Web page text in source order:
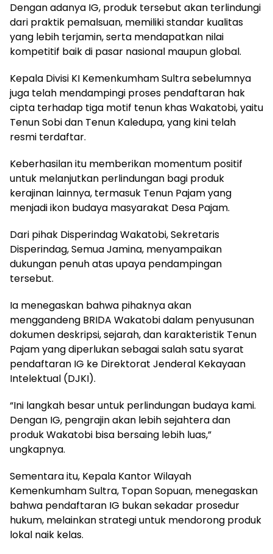
Dengan adanya IG, produk tersebut akan terlindungi
dari praktik pemalsuan, memiliki standar kualitas
yang lebih terjamin, serta mendapatkan nilai
kompetitif baik di pasar nasional maupun global.
Kepala Divisi KI Kemenkumham Sultra sebelumnya
juga telah mendampingi proses pendaftaran hak
cipta terhadap tiga motif tenun khas Wakatobi, yaitu
Tenun Sobi dan Tenun Kaledupa, yang kini telah
resmi terdaftar.
Keberhasilan itu memberikan momentum positif
untuk melanjutkan perlindungan bagi produk
kerajinan lainnya, termasuk Tenun Pajam yang
menjadi ikon budaya masyarakat Desa Pajam.
Dari pihak Disperindag Wakatobi, Sekretaris
Disperindag, Semua Jamina, menyampaikan
dukungan penuh atas upaya pendampingan
tersebut.
Ia menegaskan bahwa pihaknya akan
menggandeng BRIDA Wakatobi dalam penyusunan
dokumen deskripsi, sejarah, dan karakteristik Tenun
Pajam yang diperlukan sebagai salah satu syarat
pendaftaran IG ke Direktorat Jenderal Kekayaan
Intelektual (DJKI).
“Ini langkah besar untuk perlindungan budaya kami.
Dengan IG, pengrajin akan lebih sejahtera dan
produk Wakatobi bisa bersaing lebih luas,”
ungkapnya.
Sementara itu, Kepala Kantor Wilayah
Kemenkumham Sultra, Topan Sopuan, menegaskan
bahwa pendaftaran IG bukan sekadar prosedur
hukum, melainkan strategi untuk mendorong produk
lokal naik kelas.